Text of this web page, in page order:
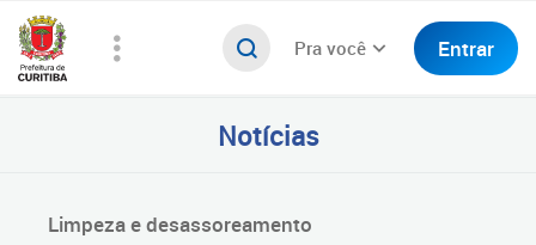
Pra você Entrar
Notícias
Limpeza e desassoreamento